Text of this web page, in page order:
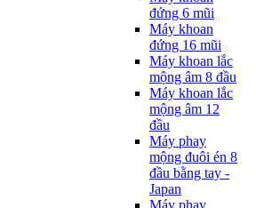
đứng 6 mũi
Máy khoan
đứng 16 mũi
Máy khoan lắc
mộng âm 8 đầu
Máy khoan lắc
mộng âm 12
đầu
Máy phay
mộng đuôi én 8
đầu bằng tay -
Japan
Máy phay